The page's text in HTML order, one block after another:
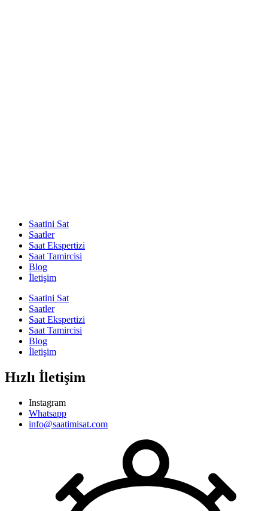
Saatini Sat
Saatler
Saat Ekspertizi
Saat Tamircisi
Blog
İletişim
Saatini Sat
Saatler
Saat Ekspertizi
Saat Tamircisi
Blog
İletişim
Hızlı İletişim
Instagram
Whatsapp
info@saatimisat.com